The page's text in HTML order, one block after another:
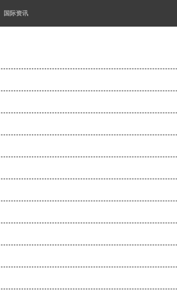
国际资讯